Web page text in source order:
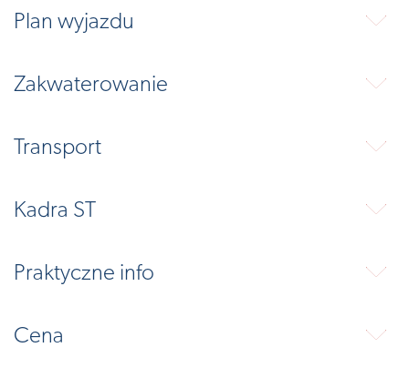
Plan wyjazdu ⬇
Zakwaterowanie ⬇
Transport ⬇
Kadra ST ⬇
Praktyczne info ⬇
Cena ⬇